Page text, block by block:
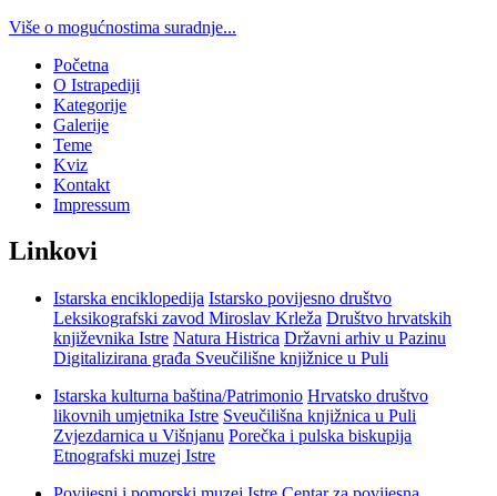
Više o mogućnostima suradnje...
Početna
O Istrapediji
Kategorije
Galerije
Teme
Kviz
Kontakt
Impressum
Linkovi
Istarska enciklopedija Istarsko povijesno društvo
Leksikografski zavod Miroslav Krleža Društvo hrvatskih
književnika Istre Natura Histrica Državni arhiv u Pazinu
Digitalizirana građa Sveučilišne knjižnice u Puli
Istarska kulturna baština/Patrimonio Hrvatsko društvo
likovnih umjetnika Istre Sveučilišna knjižnica u Puli
Zvjezdarnica u Višnjanu Porečka i pulska biskupija
Etnografski muzej Istre